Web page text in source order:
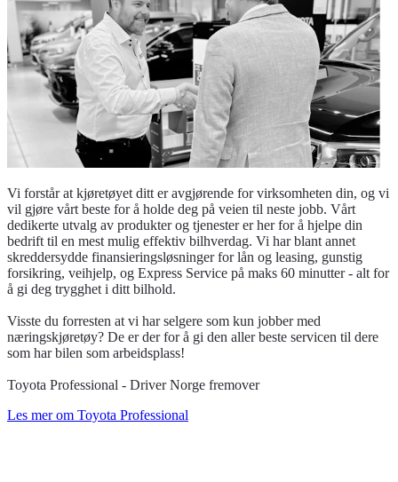
Vi forstår at kjøretøyet ditt er avgjørende for virksomheten din, og vi
vil gjøre vårt beste for å holde deg på veien til neste jobb. Vårt
dedikerte utvalg av produkter og tjenester er her for å hjelpe din
bedrift til en mest mulig effektiv bilhverdag. Vi har blant annet
skreddersydde finansieringsløsninger for lån og leasing, gunstig
forsikring, veihjelp, og Express Service på maks 60 minutter - alt for
å gi deg trygghet i ditt bilhold.
Visste du forresten at vi har selgere som kun jobber med
næringskjøretøy? De er der for å gi den aller beste servicen til dere
som har bilen som arbeidsplass!
Toyota Professional - Driver Norge fremover
Les mer om Toyota Professional